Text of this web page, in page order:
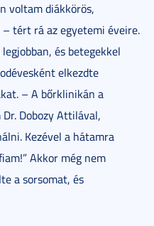
voltam diákkörös,
tért rá az egyetemi éveire.
és betegekkel
elkezdte
– A bőrklinikán a
Dobozy Attilával,
Kezével a hátamra
Akkor még nem
a sorsomat, és